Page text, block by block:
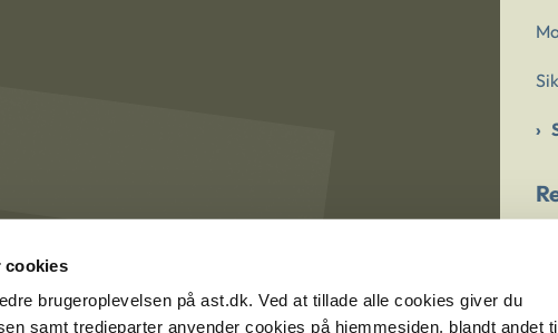
cookies
brugeroplevelsen på ast.dk. Ved at tillade alle cookies giver du
samt tredjeparter anvender cookies på hjemmesiden, blandt andet